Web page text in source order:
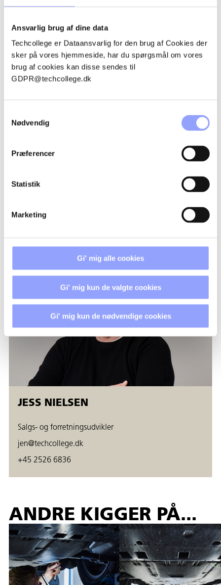
Ansvarlig brug af dine data
Techcollege er Dataansvarlig for den brug af Cookies der
sker på vores hjemmeside, har du spørgsmål om vores
brug af cookies kan disse sendes til
GDPR@techcollege.dk
Nødvendig
Præferencer
Statistik
Marketing
Gi' mig alle cookies
Gi' mig kun de valgte cookies
Gi' mig kun de nødvendige cookies
KONTAKTPERSONER
bj@techcollege.dk
JESS NIELSEN
Salgs- og forretningsudvikler
jen@techcollege.dk
+45 2526 6836
ANDRE KIGGER PÅ...